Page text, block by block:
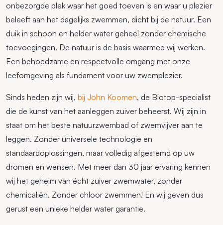
onbezorgde plek waar het goed toeven is en waar u plezier
beleeft aan het dagelijks zwemmen, dicht bij de natuur. Een
duik in schoon en helder water geheel zonder chemische
toevoegingen. De natuur is de basis waarmee wij werken.
Een behoedzame en respectvolle omgang met onze
leefomgeving als fundament voor uw zwemplezier.
Sinds heden zijn wij, bij John Koomen, de Biotop-specialist
die de kunst van het aanleggen zuiver beheerst. Wij zijn in
staat om het beste natuurzwembad of zwemvijver aan te
leggen. Zonder universele technologie en
standaardoplossingen, maar volledig afgestemd op uw
dromen en wensen. Met meer dan 30 jaar ervaring kennen
wij het geheim van écht zuiver zwemwater, zonder
chemicaliën. Zonder chloor zwemmen! En wij geven dus
gerust een unieke helder water garantie.